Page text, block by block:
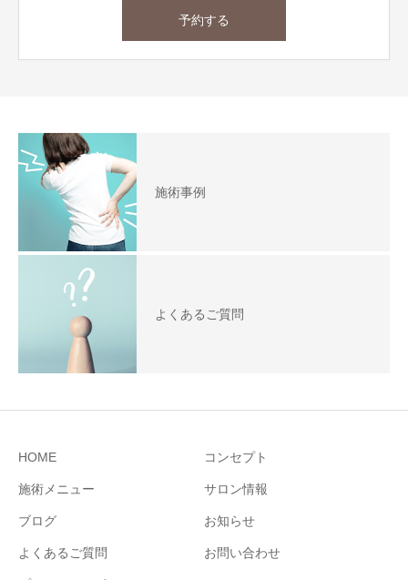
予約する
施術事例
よくあるご質問
HOME コンセプト
施術メニュー サロン情報
ブログ お知らせ
よくあるご質問 お問い合わせ